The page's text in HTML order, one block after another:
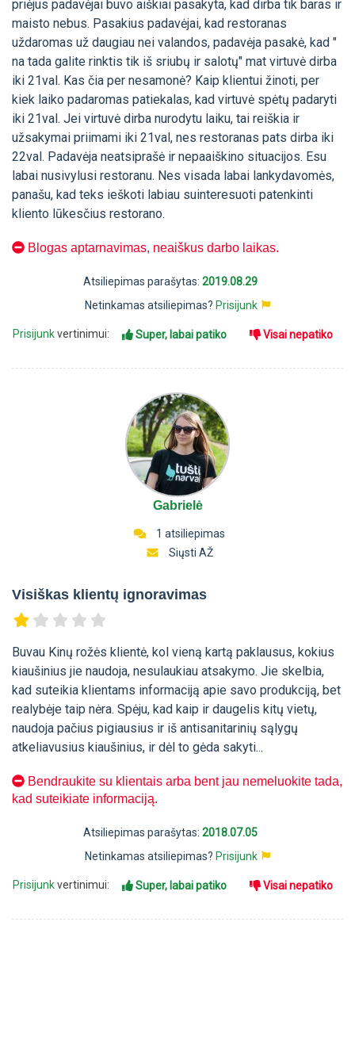
priėjus padavėjai buvo aiškiai pasakyta, kad dirba tik baras ir
maisto nebus. Pasakius padavėjai, kad restoranas
uždaromas už daugiau nei valandos, padavėja pasakė, kad "
na tada galite rinktis tik iš sriubų ir salotų" mat virtuvė dirba
iki 21val. Kas čia per nesamonė? Kaip klientui žinoti, per
kiek laiko padaromas patiekalas, kad virtuvė spėtų padaryti
iki 21val. Jei virtuvė dirba nurodytu laiku, tai reiškia ir
užsakymai priimami iki 21val, nes restoranas pats dirba iki
22val. Padavėja neatsiprašė ir nepaaiškino situacijos. Esu
labai nusivylusi restoranu. Nes visada labai lankydavomės,
panašu, kad teks ieškoti labiau suinteresuoti patenkinti
kliento lūkesčius restorano.
Blogas aptarnavimas, neaiškus darbo laikas.
Atsiliepimas parašytas: 2019.08.29
Netinkamas atsiliepimas? Prisijunk
Prisijunkvertinimui: Super, labai patiko Visai nepatiko
Gabrielė
1 atsiliepimas
Siųsti AŽ
Visiškas klientų ignoravimas
Buvau Kinų rožės klientė, kol vieną kartą paklausus, kokius
kiaušinius jie naudoja, nesulaukiau atsakymo. Jie skelbia,
kad suteikia klientams informaciją apie savo produkciją, bet
realybėje taip nėra. Spėju, kad kaip ir daugelis kitų vietų,
naudoja pačius pigiausius ir iš antisanitarinių sąlygų
atkeliavusius kiaušinius, ir dėl to gėda sakyti...
Bendraukite su klientais arba bent jau nemeluokite tada,
kad suteikiate informaciją.
Atsiliepimas parašytas: 2018.07.05
Netinkamas atsiliepimas? Prisijunk
Prisijunkvertinimui: Super, labai patiko Visai nepatiko